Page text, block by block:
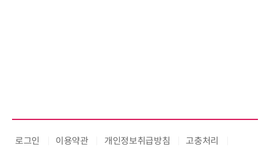
로그인 이용약관 개인정보취급방침 고충처리